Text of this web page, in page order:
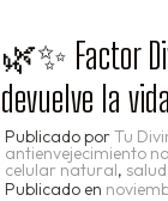
🌿✨ Factor
devuelve la
Publicado porTu
antienvejecimiento
celular natural,
Publicado en